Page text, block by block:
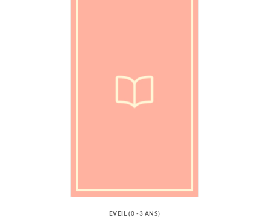
EVEIL (0 -3 ANS)